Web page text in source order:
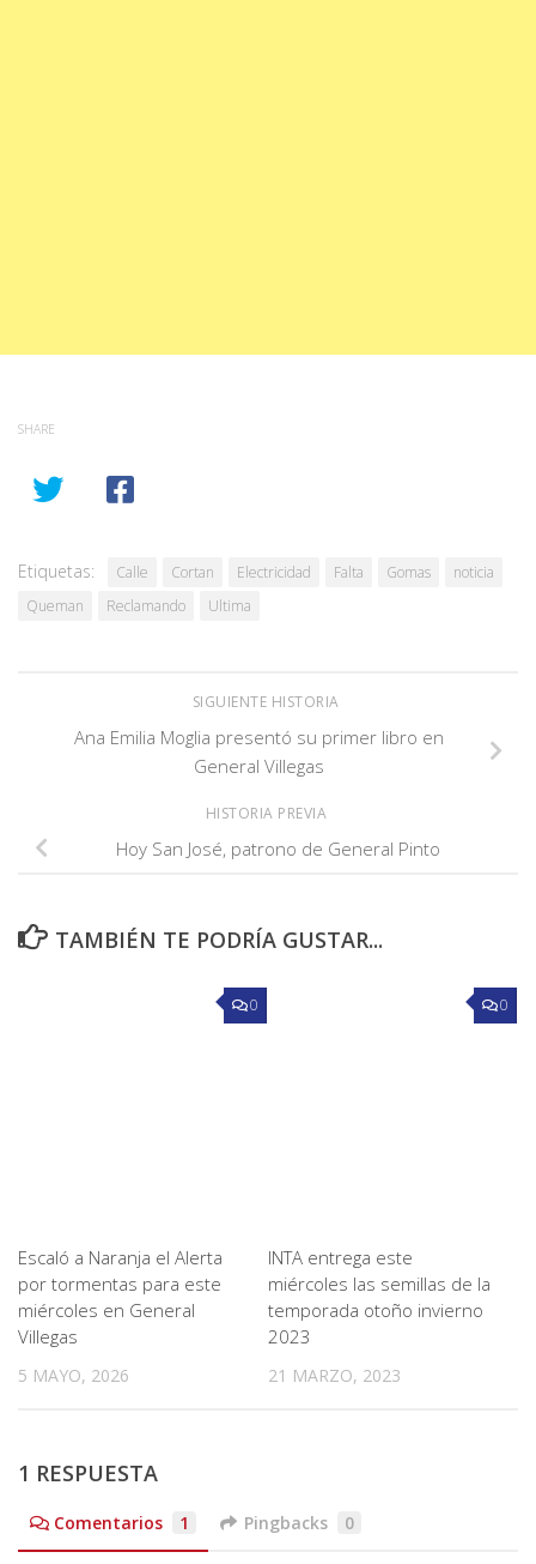
SHARE
Etiquetas: Calle Cortan Electricidad Falta Gomas
noticia
Queman
Reclamando Ultima
SIGUIENTE HISTORIA
Ana Emilia Moglia presentó su primer libro en
General Villegas
HISTORIA PREVIA
Hoy San José, patrono de General Pinto
TAMBIÉN TE PODRÍA GUSTAR...
0
Escaló a Naranja el Alerta
por tormentas para este
miércoles en General
Villegas
5 MAYO, 2026
0
INTA entrega este
miércoles las semillas de la
temporada otoño invierno
2023
21 MARZO, 2023
1 RESPUESTA
Comentarios 1 Pingbacks 0